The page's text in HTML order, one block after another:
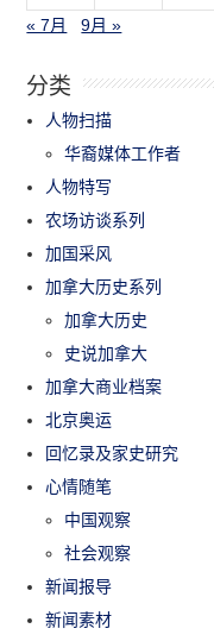
« 7月
9月 »
分类
人物扫描
华裔媒体工作者
人物特写
农场访谈系列
加国采风
加拿大历史系列
加拿大历史
史说加拿大
加拿大商业档案
北京奥运
回忆录及家史研究
心情随笔
中国观察
社会观察
新闻报导
新闻素材